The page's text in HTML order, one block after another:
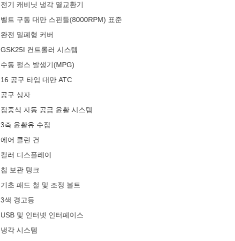
전기 캐비닛 냉각 열교환기
벨트 구동 대만 스핀들(8000RPM) 표준
완전 밀폐형 커버
GSK25I 컨트롤러 시스템
수동 펄스 발생기(MPG)
16 공구 타입 대만 ATC
공구 상자
집중식 자동 공급 윤활 시스템
3축 윤활유 수집
에어 클린 건
컬러 디스플레이
칩 보관 탱크
기초 패드 철 및 조정 볼트
3색 경고등
USB 및 인터넷 인터페이스
냉각 시스템